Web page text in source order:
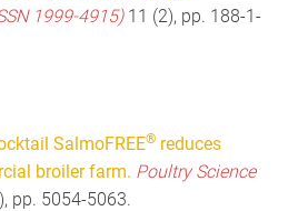
1999-4915)11 (2), pp. 188-1-
SalmoFREE® reduces
broiler farm. Poultry Science
pp. 5054-5063.